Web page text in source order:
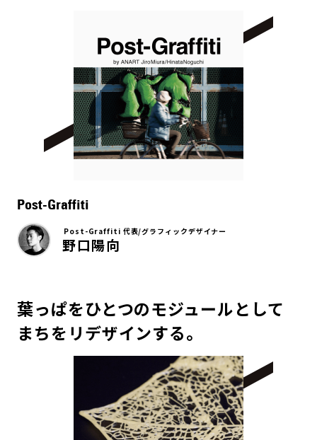
Post-Graffiti
Post-Graffiti 代表/グラフィックデザイナー
野口陽向
葉っぱをひとつのモジュールとして
まちをリデザインする。